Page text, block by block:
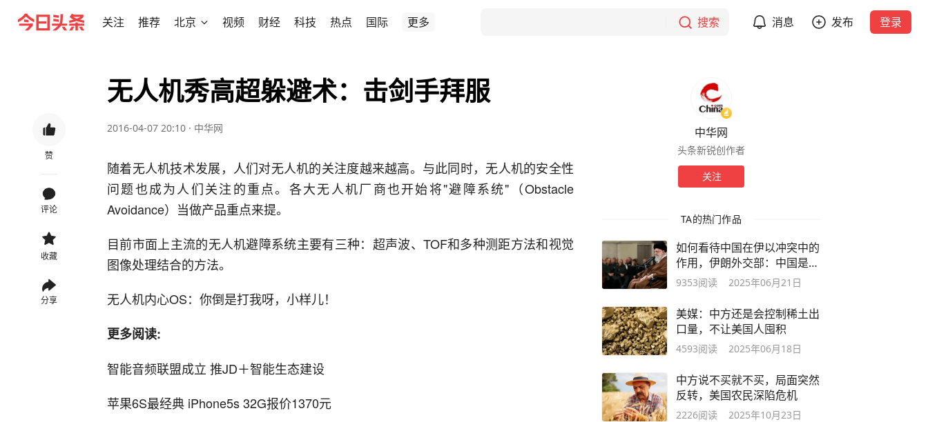
关注 推荐 北京 视频 财经 科技 热点 国际 更多 搜索 消息 发布 登录
赞
评论
收藏
分享
无人机秀高超躲避术：击剑手拜服
2016-04-07 20:10 · 中华网
随着无人机技术发展，人们对无人机的关注度越来越高。与此同时，无人机的安全性
问题也成为人们关注的重点。各大无人机厂商也开始将"避障系统"（Obstacle
Avoidance）当做产品重点来提。
目前市面上主流的无人机避障系统主要有三种：超声波、TOF和多种测距方法和视觉
图像处理结合的方法。
无人机内心OS：你倒是打我呀，小样儿！
更多阅读:
智能音频联盟成立 推JD＋智能生态建设
苹果6S最经典 iPhone5s 32G报价1370元
中华网
头条新锐创作者
关注
TA的热门作品
如何看待中国在伊以冲突中的
作用，伊朗外交部：中国是友
好国家
9353阅读 2025年06月21日
美媒：中方还是会控制稀土出
口量，不让美国人囤积
4593阅读 2025年06月18日
中方说不买就不买，局面突然
反转，美国农民深陷危机
2226阅读 2025年10月23日